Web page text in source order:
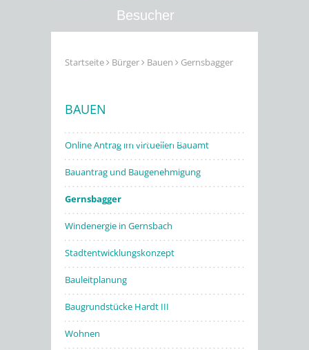
Besucher
Stadtwerke
Startseite Bürger Bauen Gernsbagger
BAUEN
Online Antrag im virtuellen Bauamt
Bauantrag und Baugenehmigung
Gernsbagger
Windenergie in Gernsbach
Stadtentwicklungskonzept
Bauleitplanung
Baugrundstücke Hardt III
Wohnen